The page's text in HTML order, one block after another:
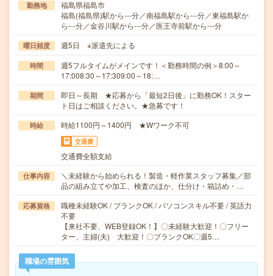
勤務地
福島県福島市
福島(福島県)駅から---分／南福島駅から---分／東福島駅か
ら---分／金谷川駅から---分／医王寺前駅から---分
曜日頻度 週5日 ※派遣先による
時間
週5フルタイムがメインです！＜勤務時間の例＞8:00～
17:008:30～17:309:00～18:…
期間
即日～長期 ★応募から「最短2日後」に勤務OK！スター
ト日はご相談ください。★急募です！
時給 時給1100円～1400円 ★Wワーク不可
交通費
交通費全額支給
仕事内容
＼未経験から始められる！製造・軽作業スタッフ募集／部
品の組み立てや加工、検査のほか、仕分け・箱詰め・…
応募資格
職種未経験OK / ブランクOK / パソコンスキル不要 / 英語力
不要
【来社不要、WEB登録OK！】〇未経験大歓迎！〇フリー
ター、主婦(夫) 大歓迎！〇ブランクOK〇週5…
職場の雰囲気